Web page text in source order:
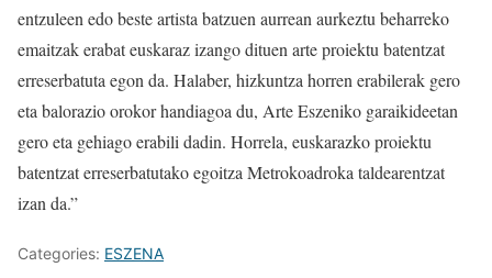
entzuleen edo beste artista batzuen aurrean aurkeztu beharreko
emaitzak erabat euskaraz izango dituen arte proiektu batentzat
erreserbatuta egon da. Halaber, hizkuntza horren erabilerak gero
eta balorazio orokor handiagoa du, Arte Eszeniko garaikideetan
gero eta gehiago erabili dadin. Horrela, euskarazko proiektu
batentzat erreserbatutako egoitza Metrokoadroka taldearentzat
izan da.”
Categories: ESZENA